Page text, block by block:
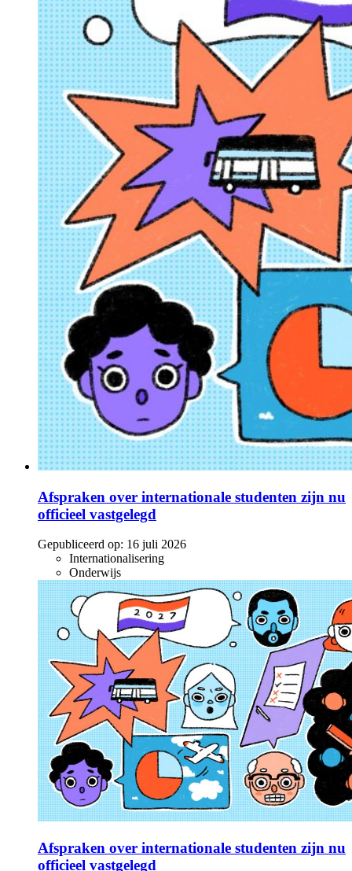
Afspraken over internationale studenten zijn nu
officieel vastgelegd
Gepubliceerd op: 16 juli 2026
Internationalisering
Onderwijs
Afspraken over internationale studenten zijn nu
officieel vastgelegd